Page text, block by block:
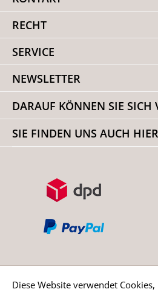
RECHT
SERVICE
NEWSLETTER
DARAUF KÖNNEN SIE SICH
SIE FINDEN UNS AUCH HIER
Diese Website verwendet